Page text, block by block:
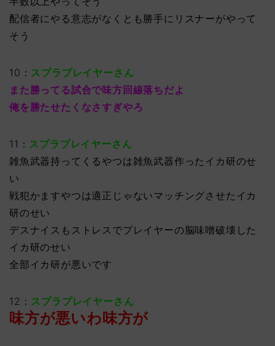
配信者にやる意志がなくとも勝手にリスナーがやって
そう
10： スプラプレイヤーさん
また勝ってる試合で味方回線落ちだよ
俺を勝たせたくなさすぎやろ
11： スプラプレイヤーさん
雑魚武器持ってくるやつは雑魚武器作ったイカ研のせ
い
戦犯かますやつは適正じゃないマッチングさせたイカ
研のせい
デスナイスもストレスでプレイヤーの脳味噌破壊した
イカ研のせい
全部イカ研が悪いです
12： スプラプレイヤーさん
味方が悪いわ味方が